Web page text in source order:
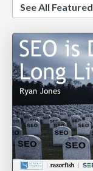
See All Featured